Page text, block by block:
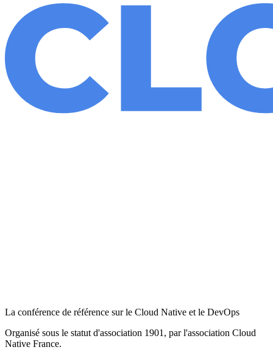
La conférence de référence sur le Cloud Native et le DevOps
Organisé sous le statut d'association 1901, par l'association Cloud
Native France.